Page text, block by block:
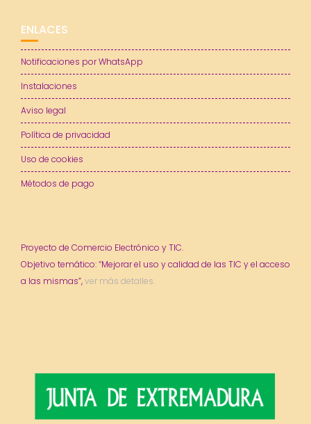
ENLACES
Notificaciones por WhatsApp
Instalaciones
Aviso legal
Política de privacidad
Uso de cookies
Métodos de pago
Proyecto de Comercio Electrónico y TIC.
Objetivo temático: “Mejorar el uso y calidad de las TIC y el acceso
a las mismas”,ver más detalles.